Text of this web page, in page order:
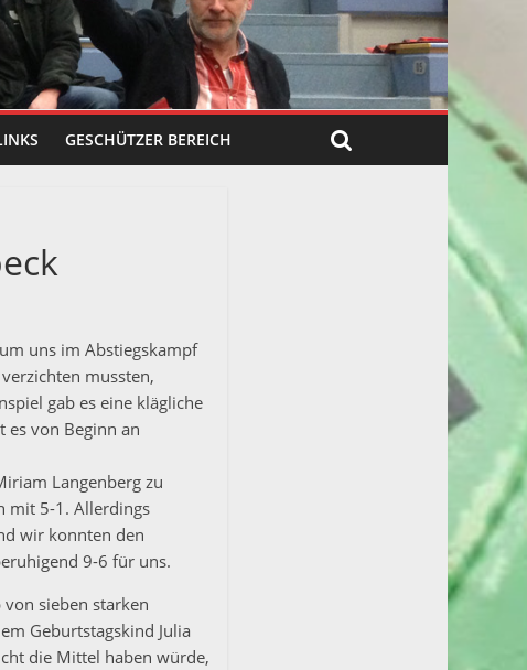
GESCHÜTZER BEREICH
uns im Abstiegskampf
mussten,
gab es eine klägliche
es von Beginn an
Langenberg zu
mit 5-1. Allerdings
wir konnten den
9-6 für uns.
sieben starken
Geburtstagskind Julia
die Mittel haben würde,